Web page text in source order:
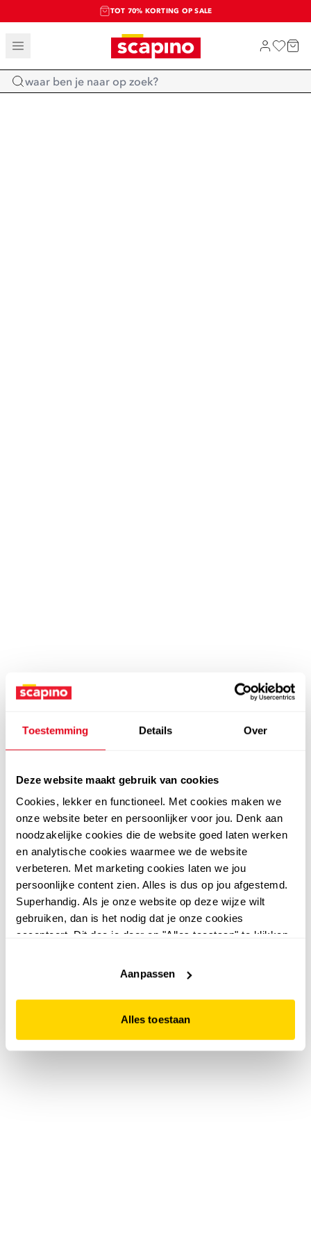
Toestemming Details Over
Deze website maakt gebruik van cookies
Cookies, lekker en functioneel. Met cookies maken we
onze website beter en persoonlijker voor jou. Denk aan
noodzakelijke cookies die de website goed laten werken
en analytische cookies waarmee we de website
verbeteren. Met marketing cookies laten we jou
persoonlijke content zien. Alles is dus op jou afgestemd.
Superhandig. Als je onze website op deze wijze wilt
gebruiken, dan is het nodig dat je onze cookies
accepteert. Dit doe je door op "Alles toestaan" te klikken.
website niet optimaal functioneert.
Aanpassen
Alles toestaan
TOT 70% KORTING OP SALE
SALE: LAATSTE KANS!
SHOP NIEUW
Home